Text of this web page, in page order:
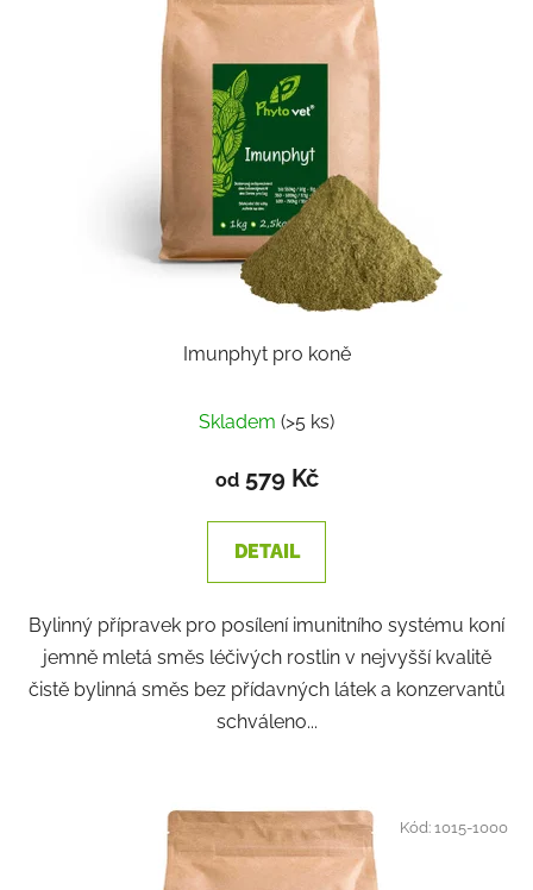
Imunphyt pro koně
Skladem (>5 ks)
od579 Kč
DETAIL
Bylinný přípravek pro posílení imunitního systému koní
jemně mletá směs léčivých rostlin v nejvyšší kvalitě
čistě bylinná směs bez přídavných látek a konzervantů
schváleno...
Kód:1015-1000